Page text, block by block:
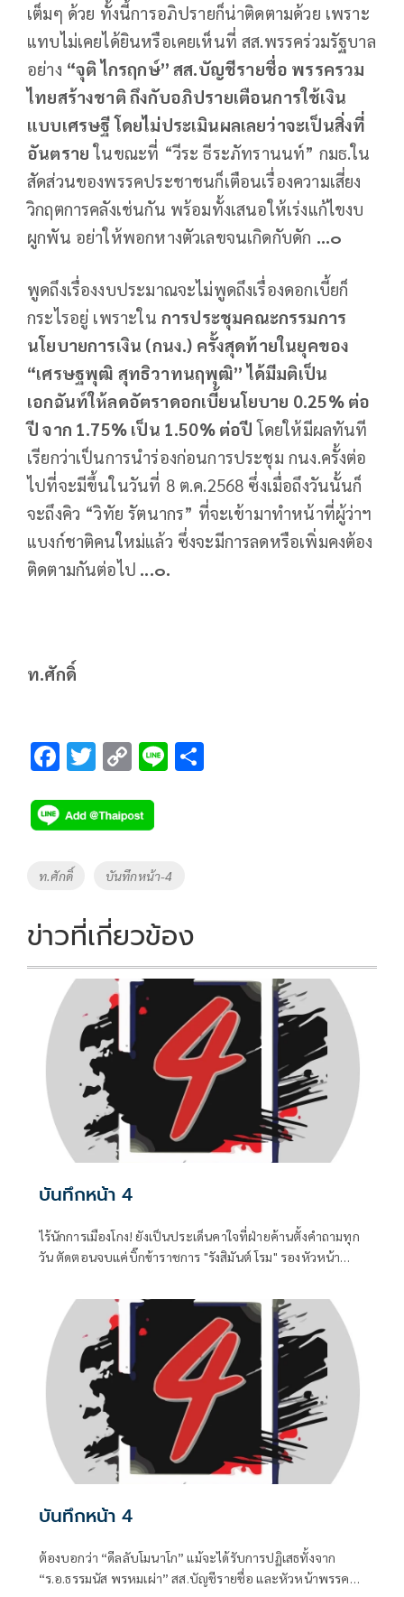
เต็มๆ ด้วย ทั้งนี้การอภิปรายก็น่าติดตามด้วย เพราะ
แทบไม่เคยได้ยินหรือเคยเห็นที่ สส.พรรคร่วมรัฐบาล
อย่าง “จุติ ไกรฤกษ์” สส.บัญชีรายชื่อ พรรครวม
ไทยสร้างชาติ ถึงกับอภิปรายเตือนการใช้เงิน
แบบเศรษฐี โดยไม่ประเมินผลเลยว่าจะเป็นสิ่งที่
อันตราย ในขณะที่ “วีระ ธีระภัทรานนท์” กมธ.ใน
สัดส่วนของพรรคประชาชนก็เตือนเรื่องความเสี่ยง
วิกฤตการคลังเช่นกัน พร้อมทั้งเสนอให้เร่งแก้ไขงบ
ผูกพัน อย่าให้พอกหางตัวเลขจนเกิดกับดัก ...๐
พูดถึงเรื่องงบประมาณจะไม่พูดถึงเรื่องดอกเบี้ยก็
กระไรอยู่ เพราะใน การประชุมคณะกรรมการ
นโยบายการเงิน (กนง.) ครั้งสุดท้ายในยุคของ
“เศรษฐพุฒิ สุทธิวาทนฤพุฒิ” ได้มีมติเป็น
เอกฉันท์ให้ลดอัตราดอกเบี้ยนโยบาย 0.25% ต่อ
ปี จาก 1.75% เป็น 1.50% ต่อปีโดยให้มีผลทันที
เรียกว่าเป็นการนำร่องก่อนการประชุม กนง.ครั้งต่อ
ไปที่จะมีขึ้นในวันที่ 8 ต.ค.2568 ซึ่งเมื่อถึงวันนั้นก็
จะถึงคิว “วิทัย รัตนากร” ที่จะเข้ามาทำหน้าที่ผู้ว่าฯ
แบงก์ชาติคนใหม่แล้ว ซึ่งจะมีการลดหรือเพิ่มคงต้อง
ติดตามกันต่อไป ...๐.
ท.ศักดิ์
F
e
b
o
k
T
tt
er
C
p
y
Li
k
Li
Tags
ท.ศักดิ์ บันทึกหน้า-4
ข่าวที่เกี่ยวข้อง
บันทึกหน้า 4
ไร้นักการเมืองโกง! ยังเป็นประเด็นคาใจที่ฝ่ายค้านตั้งคำถามทุก
วัน ตัดตอนจบแค่บิ๊กข้าราชการ "รังสิมันต์ โรม" รองหัวหน้า
กฎหมาย การยุติธรรรมและสิทธิมนุษยชน
บันทึกหน้า 4
ต้องบอกว่า “ดีลลับโมนาโก” แม้จะได้รับการปฏิเสธทั้งจาก
“ร.อ.ธรรมนัส พรหมเผ่า” สส.บัญชีรายชื่อ และหัวหน้าพรรค